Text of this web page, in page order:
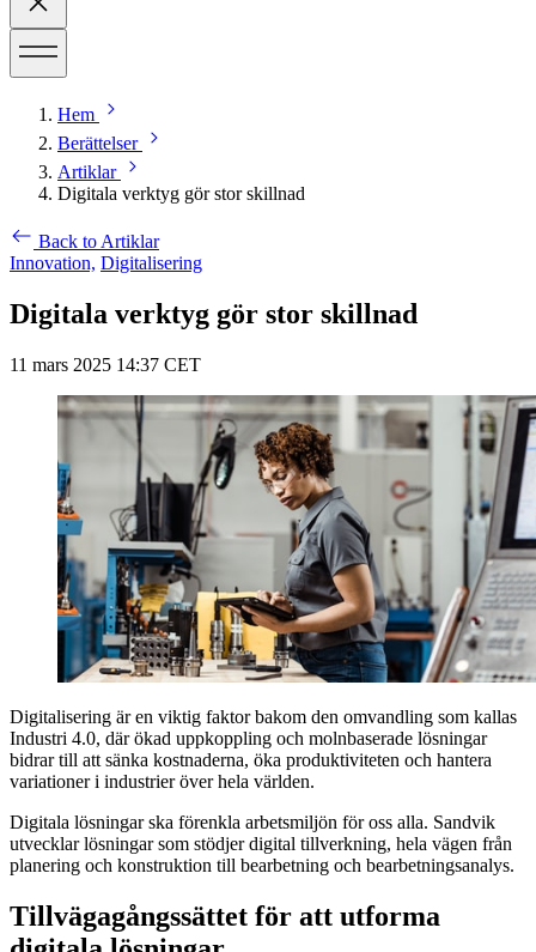
Hem
Berättelser
Artiklar
Digitala verktyg gör stor skillnad
Back to Artiklar
Innovation, Digitalisering
Digitala verktyg gör stor skillnad
11 mars 2025 14:37 CET
Digitalisering är en viktig faktor bakom den omvandling som kallas
Industri 4.0, där ökad uppkoppling och molnbaserade lösningar
bidrar till att sänka kostnaderna, öka produktiviteten och hantera
variationer i industrier över hela världen.
Digitala lösningar ska förenkla arbetsmiljön för oss alla. Sandvik
utvecklar lösningar som stödjer digital tillverkning, hela vägen från
planering och konstruktion till bearbetning och bearbetningsanalys.
Tillvägagångssättet för att utforma